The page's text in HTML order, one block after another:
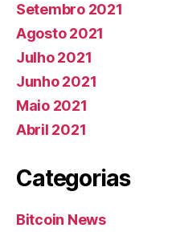
Setembro 2021
Agosto 2021
Julho 2021
Junho 2021
Maio 2021
Abril 2021
Categorias
Bitcoin News